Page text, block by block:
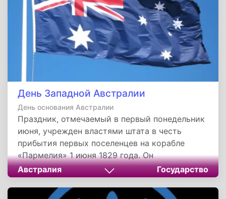
День Западной Австралии
День основания Австралии
Праздник, отмечаемый в первый понедельник
июня, учрежден властями штата в честь
прибытия первых поселенцев на корабле
«Пармелия» 1 июня 1829 года. Он
символизирует единство культур, уважение к
наследию аборигенов и благодарность всем,
кто создавал процветание региона.
Австралия Государство